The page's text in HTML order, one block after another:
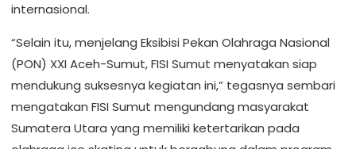
internasional.
“Selain itu, menjelang Eksibisi Pekan Olahraga Nasional
(PON) XXI Aceh-Sumut, FISI Sumut menyatakan siap
mendukung suksesnya kegiatan ini,” tegasnya sembari
mengatakan FISI Sumut mengundang masyarakat
Sumatera Utara yang memiliki ketertarikan pada